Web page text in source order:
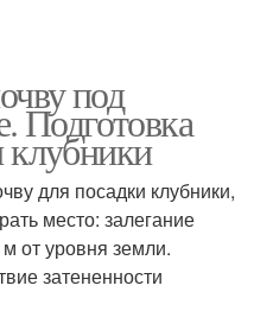
под
Подготовка
клубники
для посадки клубники,
место: залегание
от уровня земли.
затененности